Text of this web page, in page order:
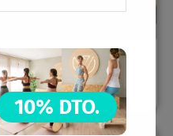
equilibrio, la
el bienestar.
10% DTO.